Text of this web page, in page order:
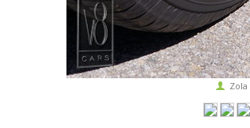
Zola